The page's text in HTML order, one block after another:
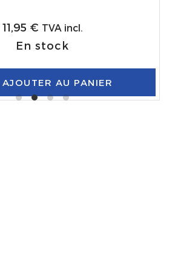
11,95 € TVA incl.
En stock
AJOUTER AU PANIER